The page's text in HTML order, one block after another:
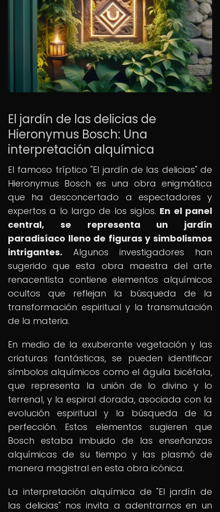
El jardín de las delicias de
Hieronymus Bosch: Una
interpretación alquímica
El famoso tríptico "El jardín de las delicias" de
Hieronymus Bosch es una obra enigmática
que ha desconcertado a espectadores y
expertos a lo largo de los siglos. En el panel
central, se representa un jardín
paradisíaco lleno de figuras y simbolismos
intrigantes. Algunos investigadores han
sugerido que esta obra maestra del arte
renacentista contiene elementos alquímicos
ocultos que reflejan la búsqueda de la
transformación espiritual y la transmutación
de la materia.
En medio de la exuberante vegetación y las
criaturas fantásticas, se pueden identificar
símbolos alquímicos como el águila bicéfala,
que representa la unión de lo divino y lo
terrenal, y la espiral dorada, asociada con la
evolución espiritual y la búsqueda de la
perfección. Estos elementos sugieren que
Bosch estaba imbuido de las enseñanzas
alquímicas de su tiempo y las plasmó de
manera magistral en esta obra icónica.
La interpretación alquímica de "El jardín de
las delicias" nos invita a adentrarnos en un